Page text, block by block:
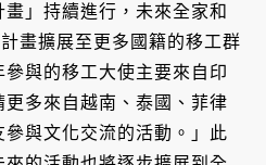
」持續進行，未來全家和
畫擴展至更多國籍的移工群
與的移工大使主要來自印
多來自越南、泰國、菲律
與文化交流的活動。」此